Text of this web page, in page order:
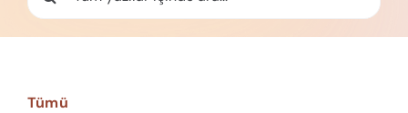
Tümü